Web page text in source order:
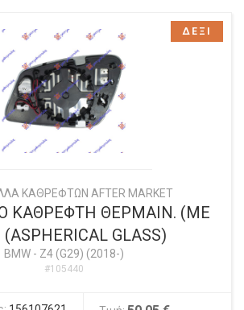
ΚΑΘΡΕΦΤΩΝ AFTER MARKET
ΚΑΘΡΕΦΤΗ ΘΕΡΜΑΙΝ. (ΜΕ
(ASPHERICAL GLASS)
BMW- Z4 (G29) (2018-)
#105440
ΔΕΞΙ